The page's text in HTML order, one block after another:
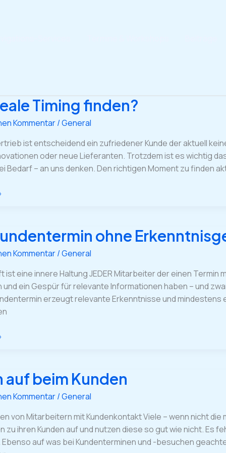
Timing finden?
Kommentar/General
ist entscheidend ein zufriedener Kunde der aktuell
oder neue Lieferanten. Trotzdem ist es wichtig
Bedarf – an uns denken. Den richtigen Moment zu finden
ohne
Kommentar/General
ist eine innere Haltung JEDER Mitarbeiter der einen Termin
ein Gespür für relevante Informationen haben – und
erzeugt relevante Erkenntnisse und
auf beim Kunden
Kommentar/General
von Mitarbeitern mit Kundenkontakt Viele – wenn nicht
zu ihren Kunden auf und nutzen diese so gut wie nicht. Es
auf was bei Kundenterminen und -besuchen